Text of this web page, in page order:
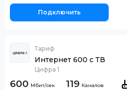
Подключить
Тариф
Интернет 600 с ТВ
Цифра 1
600 119 Каналов